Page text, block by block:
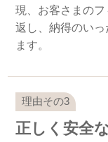
現、お客さまの
返し、納得のい
ます。
正しく安全